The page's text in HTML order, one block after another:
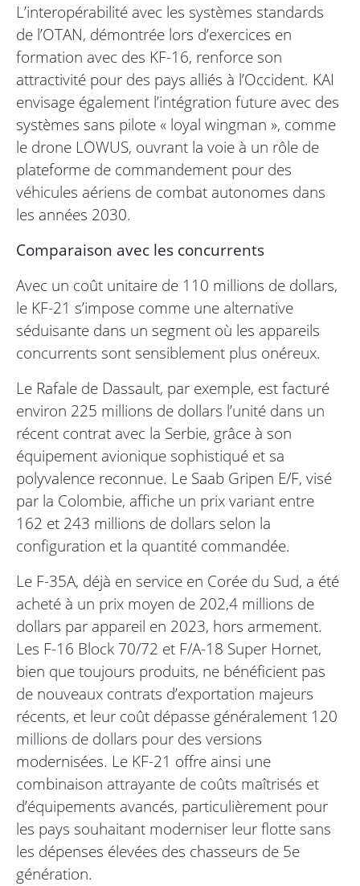
L’interopérabilité avec les systèmes standards
de l’OTAN, démontrée lors d’exercices en
formation avec des KF-16, renforce son
attractivité pour des pays alliés à l’Occident. KAI
envisage également l’intégration future avec des
systèmes sans pilote « loyal wingman », comme
le drone LOWUS, ouvrant la voie à un rôle de
plateforme de commandement pour des
véhicules aériens de combat autonomes dans
les années 2030.
Comparaison avec les concurrents
Avec un coût unitaire de 110 millions de dollars,
le KF-21 s’impose comme une alternative
séduisante dans un segment où les appareils
concurrents sont sensiblement plus onéreux.
Le Rafale de Dassault, par exemple, est facturé
environ 225 millions de dollars l’unité dans un
récent contrat avec la Serbie, grâce à son
équipement avionique sophistiqué et sa
polyvalence reconnue. Le Saab Gripen E/F, visé
par la Colombie, affiche un prix variant entre
162 et 243 millions de dollars selon la
configuration et la quantité commandée.
Le F-35A, déjà en service en Corée du Sud, a été
acheté à un prix moyen de 202,4 millions de
dollars par appareil en 2023, hors armement.
Les F-16 Block 70/72 et F/A-18 Super Hornet,
bien que toujours produits, ne bénéficient pas
de nouveaux contrats d’exportation majeurs
récents, et leur coût dépasse généralement 120
millions de dollars pour des versions
modernisées. Le KF-21 offre ainsi une
combinaison attrayante de coûts maîtrisés et
d’équipements avancés, particulièrement pour
les pays souhaitant moderniser leur flotte sans
les dépenses élevées des chasseurs de 5e
génération.